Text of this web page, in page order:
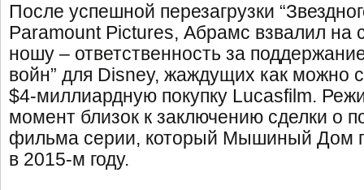
После успешной перезагрузки
Paramount Pictures, Абрамс взвалил
ношу – ответственность за
войн” для Disney, жаждущих как можно
$4-миллиардную покупку Lucasfilm.
момент близок к заключению сделки о
фильма серии, который Мышиный Дом
в 2015-м году.